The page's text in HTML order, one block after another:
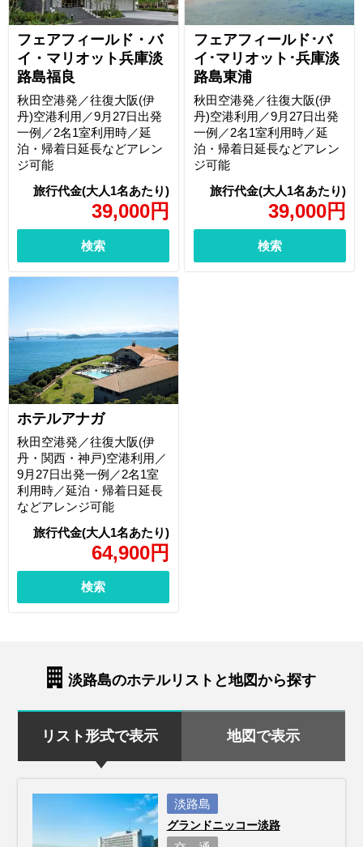
フェアフィールド・バ
イ・マリオット兵庫淡
路島福良
39,000円
秋田空港発／往復大阪(伊
丹)空港利用／9月27日出発
一例／2名1室利用時／延
泊・帰着日延長などアレン
ジ可能
検索
フェアフィールド･バ
イ･マリオット･兵庫淡
路島東浦
39,000円
秋田空港発／往復大阪(伊
丹)空港利用／9月27日出発
一例／2名1室利用時／延
泊・帰着日延長などアレン
ジ可能
検索
ホテルアナガ
64,900円
秋田空港発／往復大阪(伊
丹・関西・神戸)空港利用／
9月27日出発一例／2名1室
利用時／延泊・帰着日延長
などアレンジ可能
検索
淡路島のホテルリストと地図から探す
リスト形式で表示 地図で表示
淡路島
グランドニッコー淡路